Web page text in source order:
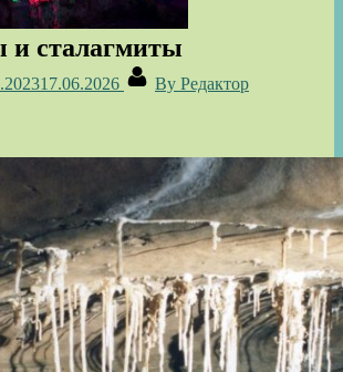
и сталагмиты
17.06.2026 By Редактор